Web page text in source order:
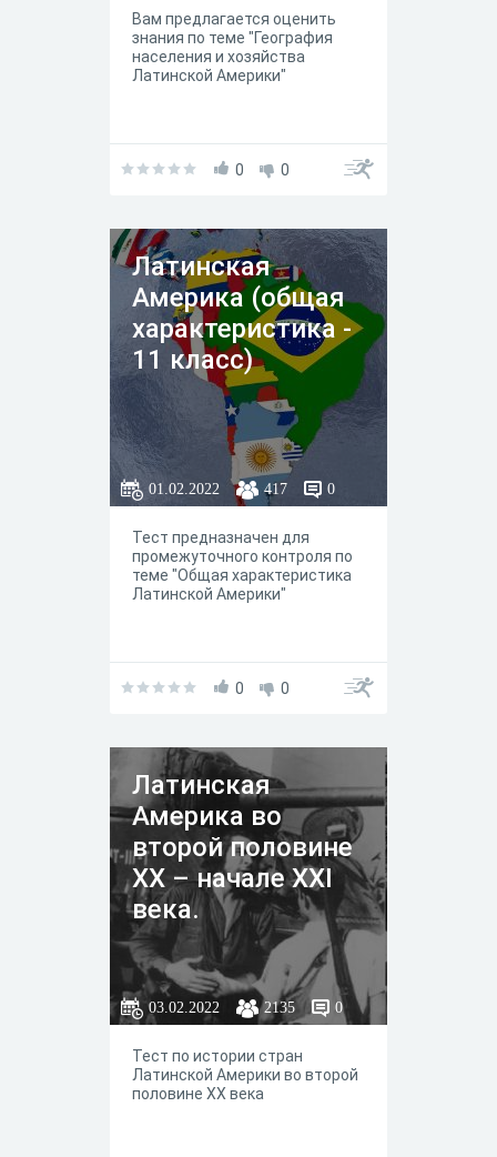
Вам предлагается оценить
знания по теме "География
населения и хозяйства
Латинской Америки"
0 0
Латинская
Америка (общая
характеристика -
11 класс)
01.02.2022 417 0
Тест предназначен для
промежуточного контроля по
теме "Общая характеристика
Латинской Америки"
0 0
Латинская
Америка во
второй половине
XX – начале XXI
века.
03.02.2022 2135 0
Тест по истории стран
Латинской Америки во второй
половине XX века